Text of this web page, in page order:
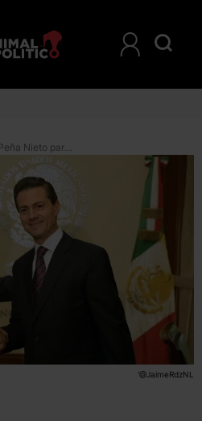
‘El Bronco’ pide ayuda a Peña Nieto para evitar la “quiebra” de Nuevo León
'@JaimeRdzNL